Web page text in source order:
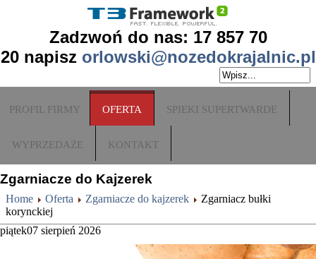
Zadzwoń do nas: 17 857 70
20 napisz orlowski@nozedokrajalnic.pl
PROFIL FIRMY OFERTA SPIEKI SUPERTWARDE
WYPRZEDAŻE KONTAKT
Zgarniacze do Kajzerek
Home Oferta Zgarniacze do kajzerek
Zgarniacz bułki
korynckiej
piątek07 sierpień 2026